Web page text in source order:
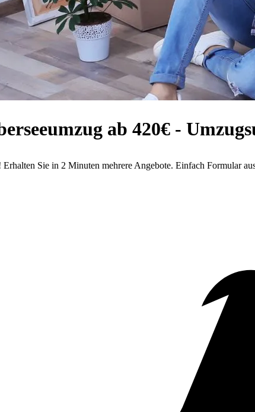
ab 420€ -
Sie in 2 Minuten mehrere Angebote. Einfach Formular